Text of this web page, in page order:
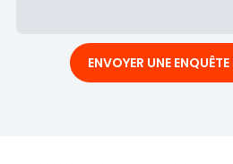
ENVOYER UNE